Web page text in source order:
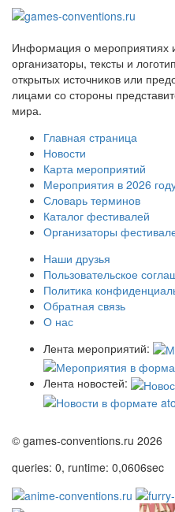
Информация о мероприятиях
организаторы, тексты и
открытых источников или
лицами со стороны
мира.
Главная страница
Новости
Карта мероприятий
Мероприятия в 2026
Словарь терминов
Каталог фестивалей
Организаторы
Наши друзья
Пользовательское
Политика
Обратная связь
О нас
Лента мероприятий:
Лента новостей:
© games-conventions.ru 2026
queries: 0, runtime: 0,0606sec